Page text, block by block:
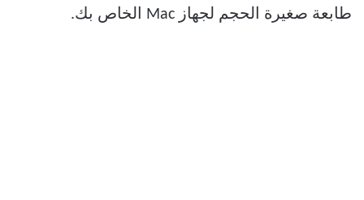
طابعة صغيرة الحجم لجهاز Mac الخاص بك.